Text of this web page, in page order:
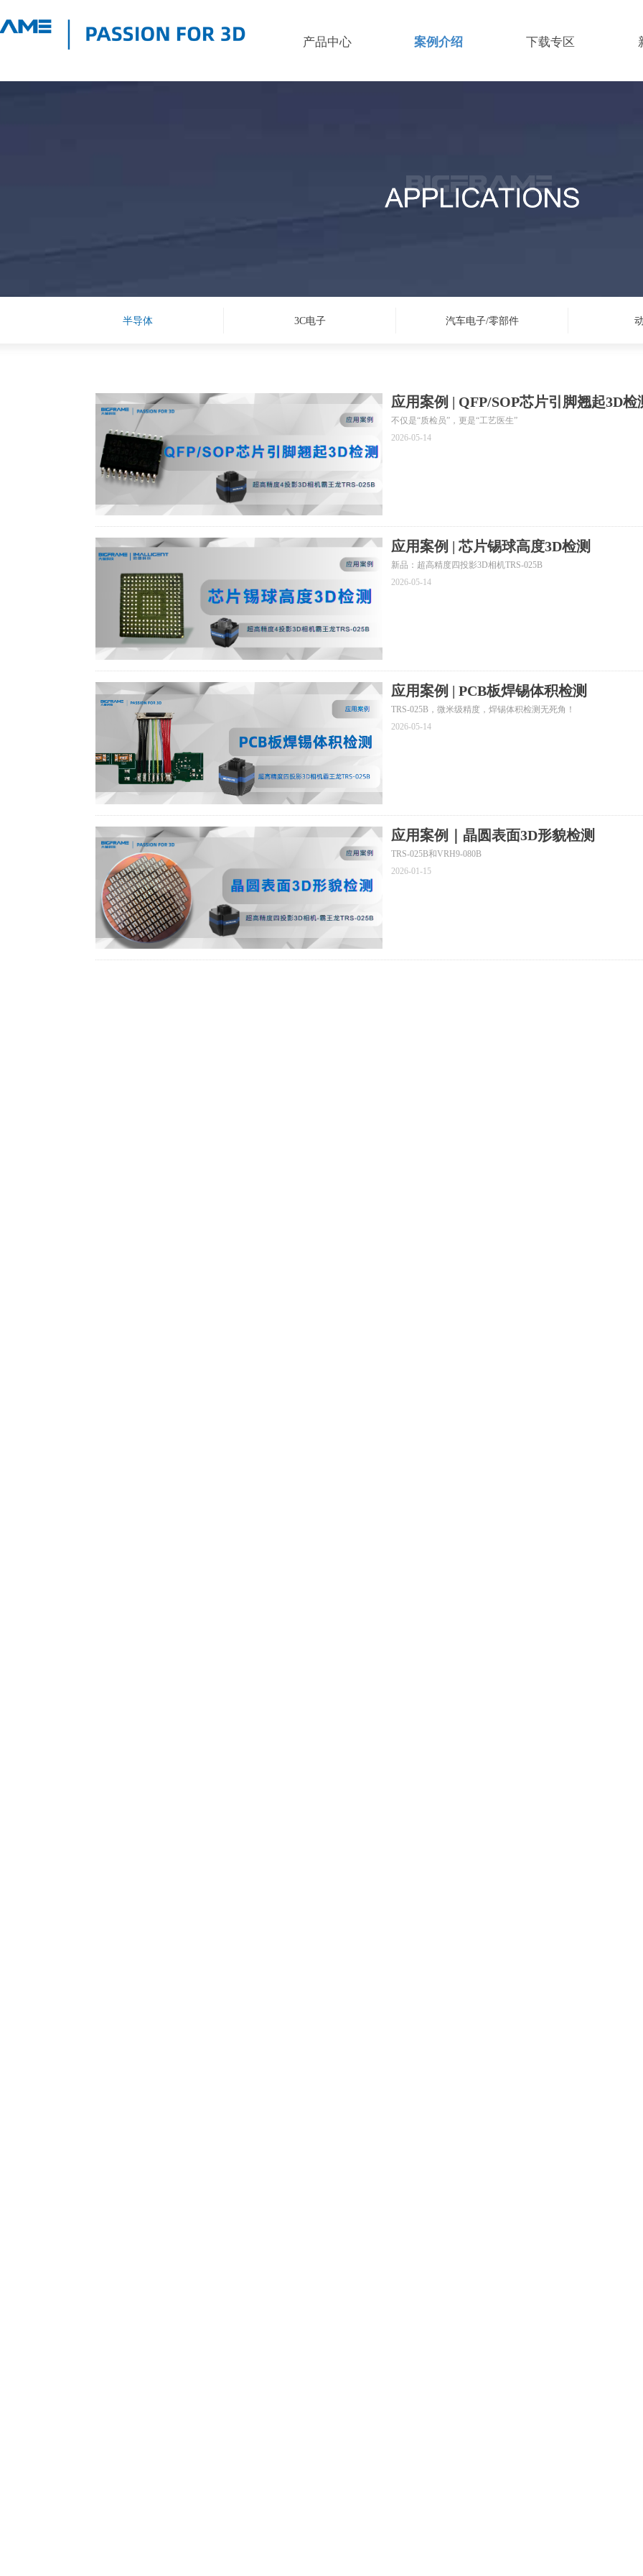
产品中心 案例介绍 下载专区
半导体 3C电子 汽车电子/零部件
应用案例 | QFP/SOP芯片引脚翘起3D检
不仅是“质检员”，更是“工艺医生”
2026-05-14
应用案例 | 芯片锡球高度3D检测
新品：超高精度四投影3D相机TRS-025B
2026-05-14
应用案例 | PCB板焊锡体积检测
TRS-025B，微米级精度，焊锡体积检测无死角！
2026-05-14
应用案例｜晶圆表面3D形貌检测
TRS-025B和VRH9-080B
2026-01-15